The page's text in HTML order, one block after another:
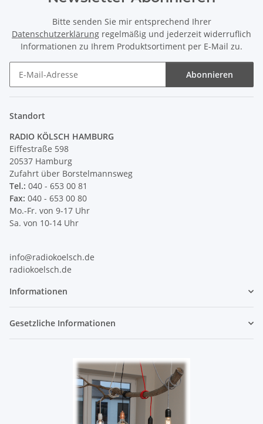
Bitte senden Sie mir entsprechend Ihrer
Datenschutzerklärung regelmäßig und jederzeit widerruflich
Informationen zu Ihrem Produktsortiment per E-Mail zu.
Abonnieren
Standort
RADIO KÖLSCH HAMBURG
Eiffestraße 598
20537 Hamburg
Zufahrt über Borstelmannsweg
Tel.: 040 - 653 00 81
Fax: 040 - 653 00 80
Mo.-Fr. von 9-17 Uhr
Sa. von 10-14 Uhr
info@radiokoelsch.de
radiokoelsch.de
Informationen
Gesetzliche Informationen